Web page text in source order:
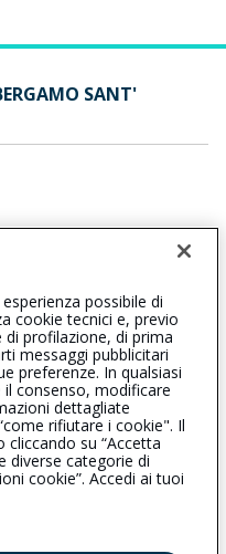
SANT'
24122 BERGAMO (BG)
dell’IVASS. Consulta il
possibile di
cookie tecnici e, previo
profilazione, di prima
messaggi pubblicitari
preferenze. In qualsiasi
consenso, modificare
dettagliate
rifiutare i cookie". Il
su “Accetta
diverse categorie di
cookie”. Accedi ai tuoi